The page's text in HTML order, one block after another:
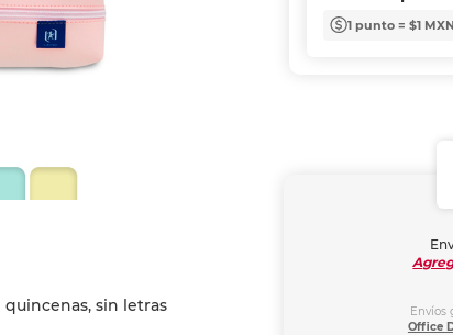
1 punto = $1 MXN
Envíos
Office